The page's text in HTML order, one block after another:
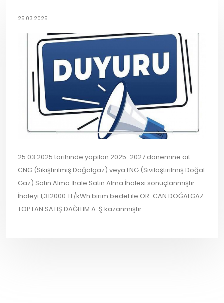
25.03.2025
25.03.2025 tarihinde yapılan 2025-2027 dönemine ait
CNG (Sıkıştırılmış Doğalgaz) veya LNG (Sıvılaştırılmış Doğal
Gaz) Satın Alma İhale Satın Alma İhalesi sonuçlanmıştır.
İhaleyi 1,312000 TL/kWh birim bedel ile OR-CAN DOĞALGAZ
TOPTAN SATIŞ DAĞITIM A. Ş kazanmıştır.